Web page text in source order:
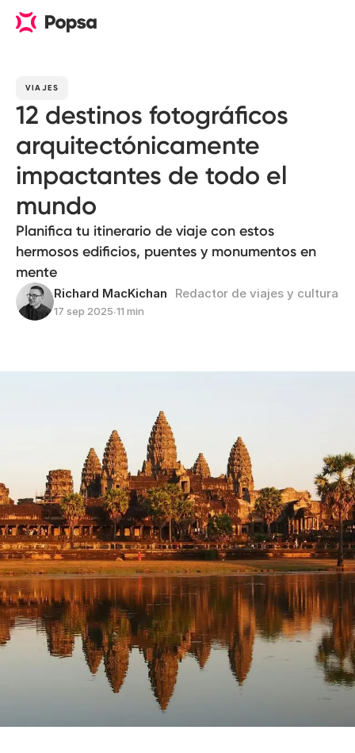
VIAJES
12 destinos fotográficos
arquitectónicamente
impactantes de todo el
mundo
Planifica tu itinerario de viaje con estos
hermosos edificios, puentes y monumentos en
mente
Richard MacKichan Redactor de viajes y cultura
17 sep 2025∙11 min